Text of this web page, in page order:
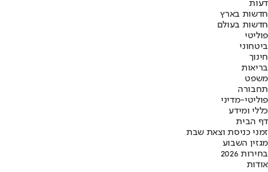
דעות
חדשות בארץ
חדשות בעולם
פוליטי
ביטחוני
חינוך
בריאות
משפט
תחבורה
פוליטי-מדיני
כללי ומידע
דף הבית
זמני כניסת וצאת שבת
מגזין השבוע
בחירות 2026
אודות